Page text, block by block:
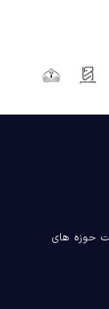
حوزه های